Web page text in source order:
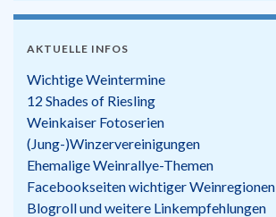
AKTUELLE INFOS
Wichtige Weintermine
12 Shades of Riesling
Weinkaiser Fotoserien
(Jung-)Winzervereinigungen
Ehemalige Weinrallye-Themen
Facebookseiten wichtiger Weinregionen
Blogroll und weitere Linkempfehlungen